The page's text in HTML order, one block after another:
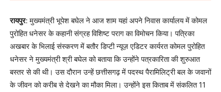
रायपुर: मुख्यमंत्री भूपेश बघेल ने आज शाम यहां अपने निवास कार्यालय में कोमल
पुरोहित धनेसर के कहानी संग्रह विशिष्ट पराग का विमोचन किया। पत्रिका
अखबार के भिलाई संस्करण में बतौर डिप्टी न्यूज़ एडिटर कार्यरत कोमल पुरोहित
धनेसर ने मुख्यमंत्री श्री बघेल को बताया कि उन्होंने पत्रकारिता की शुरुआत
बस्तर से की थी। उस दौरान उन्हें छत्तीसगढ़ में पदस्थ पैरामिलिट्री बल के जवानों
के जीवन को करीब से देखने का मौका मिला। उन्होंने इस किताब में संकलित 11